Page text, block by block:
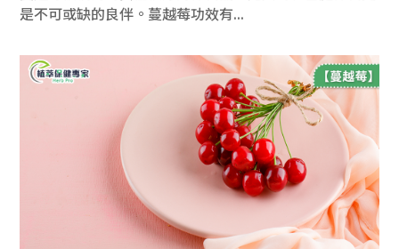
是不可或缺的良伴。蔓越莓功效有...